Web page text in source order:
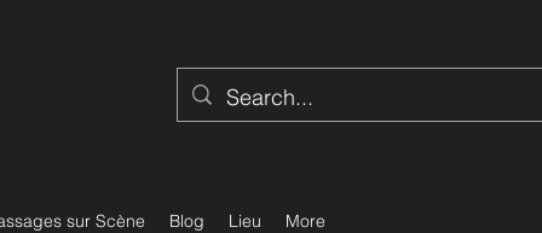
sur Scène Blog Lieu More